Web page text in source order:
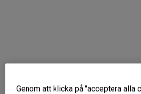
Genom att klicka på "acceptera alla